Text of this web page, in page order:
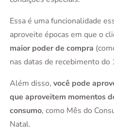
Essa é uma funcionalidade
aproveite épocas em que o
maior poder de compra
nas datas de recebimento do
Além disso, você pode
que aproveitem momentos
consumo, como Mês do
Natal.